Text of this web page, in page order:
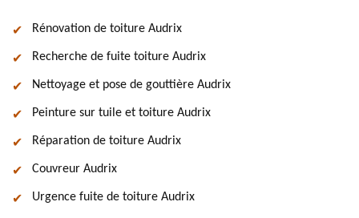
Rénovation de toiture Audrix
Recherche de fuite toiture Audrix
Nettoyage et pose de gouttière Audrix
Peinture sur tuile et toiture Audrix
Réparation de toiture Audrix
Couvreur Audrix
Urgence fuite de toiture Audrix